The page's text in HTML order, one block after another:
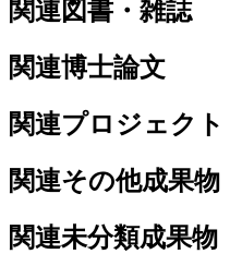
関連図書・雑誌
関連博士論文
関連プロジェクト
関連その他成果物
関連未分類成果物